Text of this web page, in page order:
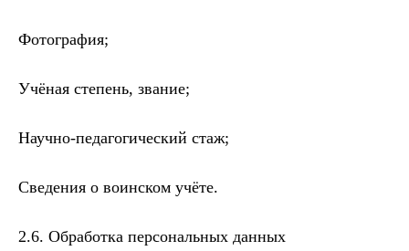
Фотография;
Учёная степень, звание;
Научно-педагогический стаж;
Сведения о воинском учёте.
2.6. Обработка персональных данных